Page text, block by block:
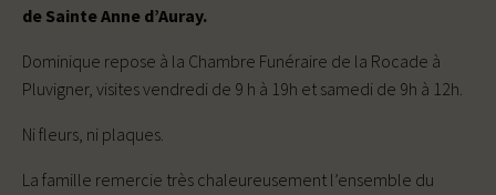
de Sainte Anne d’Auray.
Dominique repose à la Chambre Funéraire de la Rocade à
Pluvigner, visites vendredi de 9 h à 19h et samedi de 9h à 12h.
Ni fleurs, ni plaques.
La famille remercie très chaleureusement l’ensemble du